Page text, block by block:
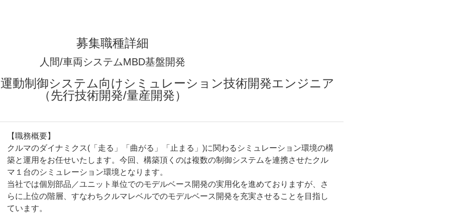
人間/車両システムMBD基盤開発
動制御システム向けシミュレーション技術開発エンジニア
（先行技術開発/量産開発）
【職務概要】
クルマのダイナミクス(「走る」「曲がる」「止まる」)に関わるシミュレーション環境の構
築と運用をお任せいたします。今回、構築頂くのは複数の制御システムを連携させたクル
マ１台のシミュレーション環境となります。
当社では個別部品／ユニット単位でのモデルベース開発の実用化を進めておりますが、さ
らに上位の階層、すなわちクルマレベルでのモデルベース開発を充実させることを目指し
ています。